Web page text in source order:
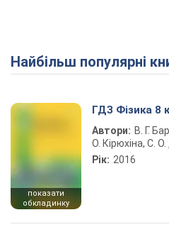
Найбільш популярні
показати
обкладинку
ГДЗ Фізика 8
Автори: В. Г.
О. Кірюхіна, С.
Рік: 2016